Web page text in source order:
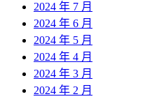
2024 年 7 月
2024 年 6 月
2024 年 5 月
2024 年 4 月
2024 年 3 月
2024 年 2 月